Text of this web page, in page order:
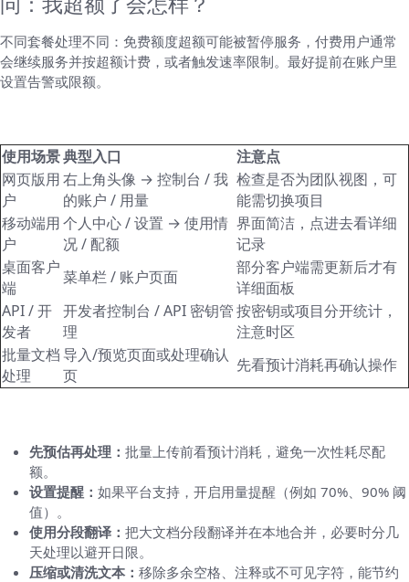
不同套餐处理不同：免费额度超额可能被暂停服务，付费用户通常
会继续服务并按超额计费，或者触发速率限制。最好提前在账户里
设置告警或限额。
使用场景典型入口
注意点
网页版用
户
右上角头像 → 控制台 / 我
的账户 / 用量
检查是否为团队视图，可
能需切换项目
移动端用
户
个人中心 / 设置 → 使用情
况 / 配额
界面简洁，点进去看详细
记录
桌面客户
端
菜单栏 / 账户页面
部分客户端需更新后才有
详细面板
API / 开
发者
开发者控制台 / API 密钥管
理
按密钥或项目分开统计，
注意时区
批量文档
处理
导入/预览页面或处理确认
页
先看预计消耗再确认操作
先预估再处理： 批量上传前看预计消耗，避免一次性耗尽配
额。
设置提醒： 如果平台支持，开启用量提醒（例如 70%、90% 阈
值）。
使用分段翻译： 把大文档分段翻译并在本地合并，必要时分几
天处理以避开日限。
压缩或清洗文本： 移除多余空格、注释或不可见字符，能节约